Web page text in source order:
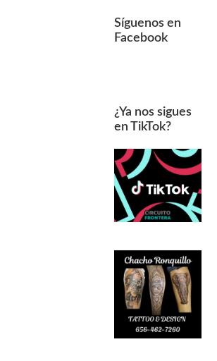
Síguenos en
Facebook
¿Ya nos sigues
en TikTok?